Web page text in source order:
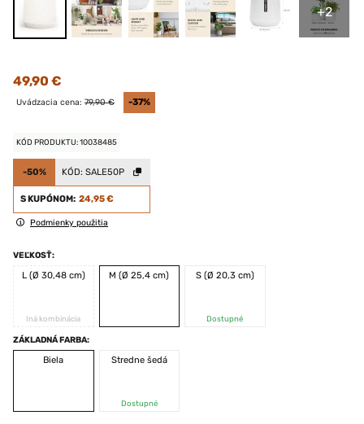
+2
49,90 €
Uvádzacia cena: 79,90 € -37%
KÓD PRODUKTU: 10038485
-50% KÓD: SALE50P
S KUPÓNOM: 24,95 €
Podmienky použitia
VEĽKOSŤ:
L (Ø 30,48 cm)
Iná kombinácia
M (Ø 25,4 cm) S (Ø 20,3 cm)
Dostupné
ZÁKLADNÁ FARBA:
Biela
Stredne šedá
Dostupné